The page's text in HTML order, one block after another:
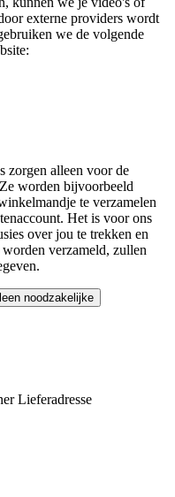
externe providers wordt
we de volgende
zorgen alleen voor de
worden bijvoorbeeld
te verzamelen
Het is voor ons
over jou te trekken en
verzameld, zullen
noodzakelijke
Lieferadresse